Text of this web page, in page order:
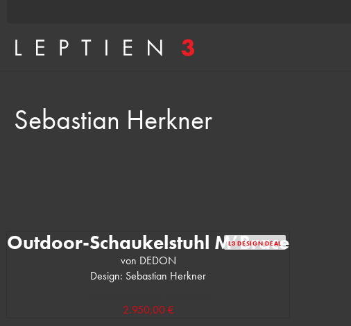
Sebastian Herkner
L3 DESIGN DEAL
Outdoor-Schaukelstuhl M’Brace
von DEDON
Design: Sebastian Herkner
2.950,00 €